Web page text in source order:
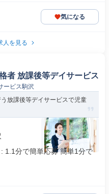
気になる
人を見る
者 放課後等デイサービス
ービス駒沢
放課後等デイサービスで児童
1.1分で簡単応募 簡単1分で